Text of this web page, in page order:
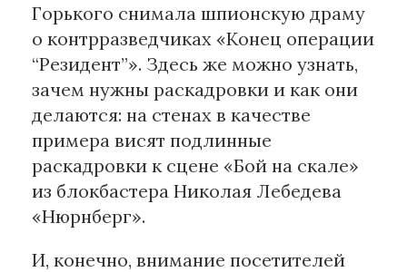
Горького снимала шпионскую драму
о контрразведчиках «Конец операции
“Резидент”». Здесь же можно узнать,
зачем нужны раскадровки и как они
делаются: на стенах в качестве
примера висят подлинные
раскадровки к сцене «Бой на скале»
из блокбастера Николая Лебедева
«Нюрнберг».
И, конечно, внимание посетителей